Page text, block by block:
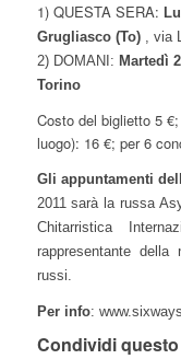
1) QUESTA SERA:
Grugliasco (To), via
2) DOMANI: Martedì
Torino
Costo del biglietto 5
luogo): 16 €; per 6
Gli appuntamenti
2011 sarà la russa
Chitarristica
rappresentante della
russi.
Per info:
Condividi